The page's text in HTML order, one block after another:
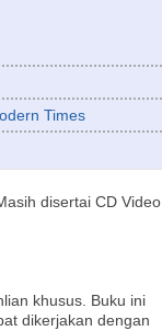
Times
disertai CD Video
khusus. Buku ini
dikerjakan dengan